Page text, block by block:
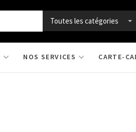
Toutes les catégories
NOS SERVICES CARTE-